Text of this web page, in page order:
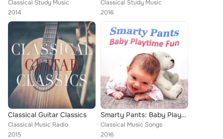
Classical Study Music
2014
Classical Study Music
2016
Classical Guitar Classics
Classical Music Radio
2015
Smarty Pants: Baby Playtime Fun – Classical Bach Music for Babies, Einstein's Generation, Bright Mind Kids
Classical Music Songs
2016